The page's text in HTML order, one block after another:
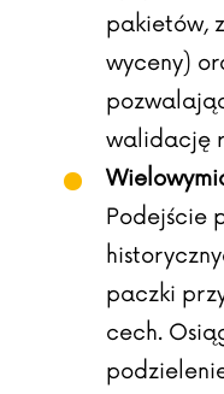
pakietów,
wyceny)
walidację
Podejście
paczki
cech.